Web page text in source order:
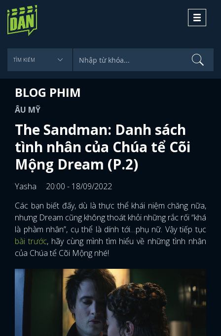
Toggle
BLOG PHIM
ÂU MỸ
The Sandman: Danh sách
tình nhân của Chúa tể Cõi
Mộng Dream (P.2)
Yasha
20:00 - 18/09/2022
Các bạn biết đấy, dù là thực thể khái niệm chăng nữa,
nhưng Dream cũng không thoát khỏi những rắc rối “khá
là phàm nhân”, cụ thể là dính tới…phụ nữ. Vậy tiếp tục
bài trước, hãy cùng mình tìm hiểu về những tình nhân
của Chúa tể Cõi Mộng nhé!